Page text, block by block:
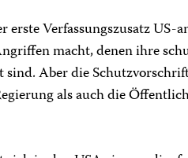
erste Verfassungszusatz
macht, denen ihre
sind. Aber die
als auch die